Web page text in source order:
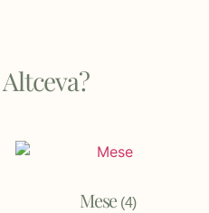
Mese (4)